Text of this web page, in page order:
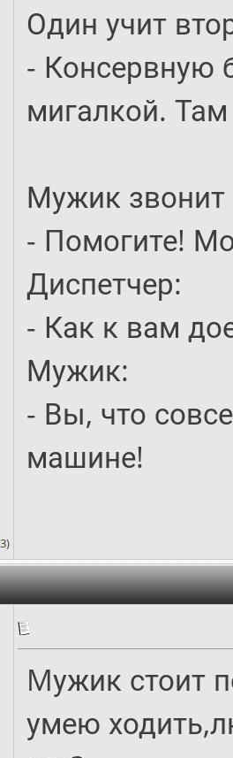
Один учит
- Консервную
мигалкой.
Мужик
- Помогите!
Диспетчер:
- Как к вам
Мужик:
- Вы, что
машине!
Mужик стоит
умею